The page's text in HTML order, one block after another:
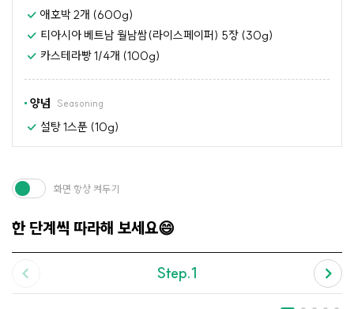
애호박 2개 (600g)
티아시아 베트남 월남쌈(라이스페이퍼) 5장 (30g)
카스테라빵 1/4개 (100g)
양념 Seasoning
설탕 1스푼 (10g)
한 단계씩 따라해 보세요😄
화면 항상 켜두기
Step.1